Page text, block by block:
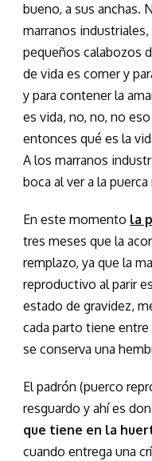
bueno, a sus anchas.
marranos
pequeños calabozos
de vida es comer y
y para contener la
es vida, no, no, no
entonces qué es la
A los marranos
boca al ver a la puerca
En este momento la
tres meses que la
remplazo, ya que la
reproductivo al parir
estado de gravidez,
cada parto tiene
se conserva una
El padrón (puerco
resguardo y ahí es
que tiene en la
cuando entrega una